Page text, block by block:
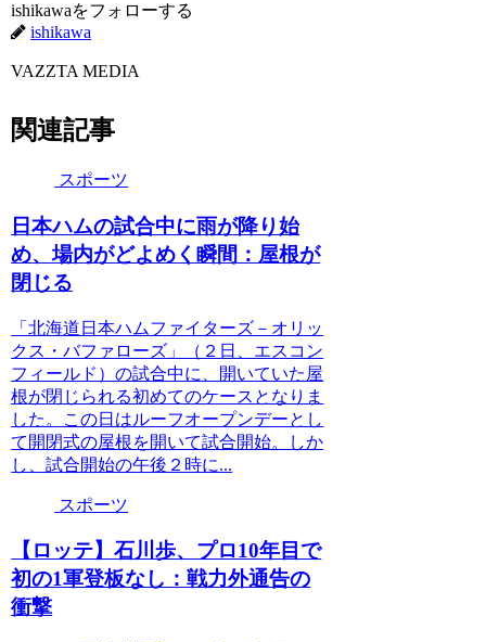
ishikawaをフォローする
ishikawa
VAZZTA MEDIA
関連記事
スポーツ
日本ハムの試合中に雨が降り始
め、場内がどよめく瞬間：屋根が
閉じる
「北海道日本ハムファイターズ－オリッ
クス・バファローズ」（２日、エスコン
フィールド）の試合中に、開いていた屋
根が閉じられる初めてのケースとなりま
した。この日はルーフオープンデーとし
て開閉式の屋根を開いて試合開始。しか
し、試合開始の午後２時に...
スポーツ
【ロッテ】石川歩、プロ10年目で
初の1軍登板なし：戦力外通告の
衝撃